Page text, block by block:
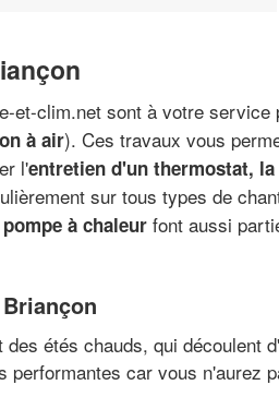
et-clim.net sont à votre
à air). Ces travaux vous
l'entretien d'un thermostat,
sur tous types de
à chaleur font aussi
étés chauds, qui découlent
car vous n'aurez